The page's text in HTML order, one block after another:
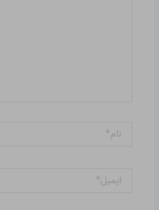
ایمیل*